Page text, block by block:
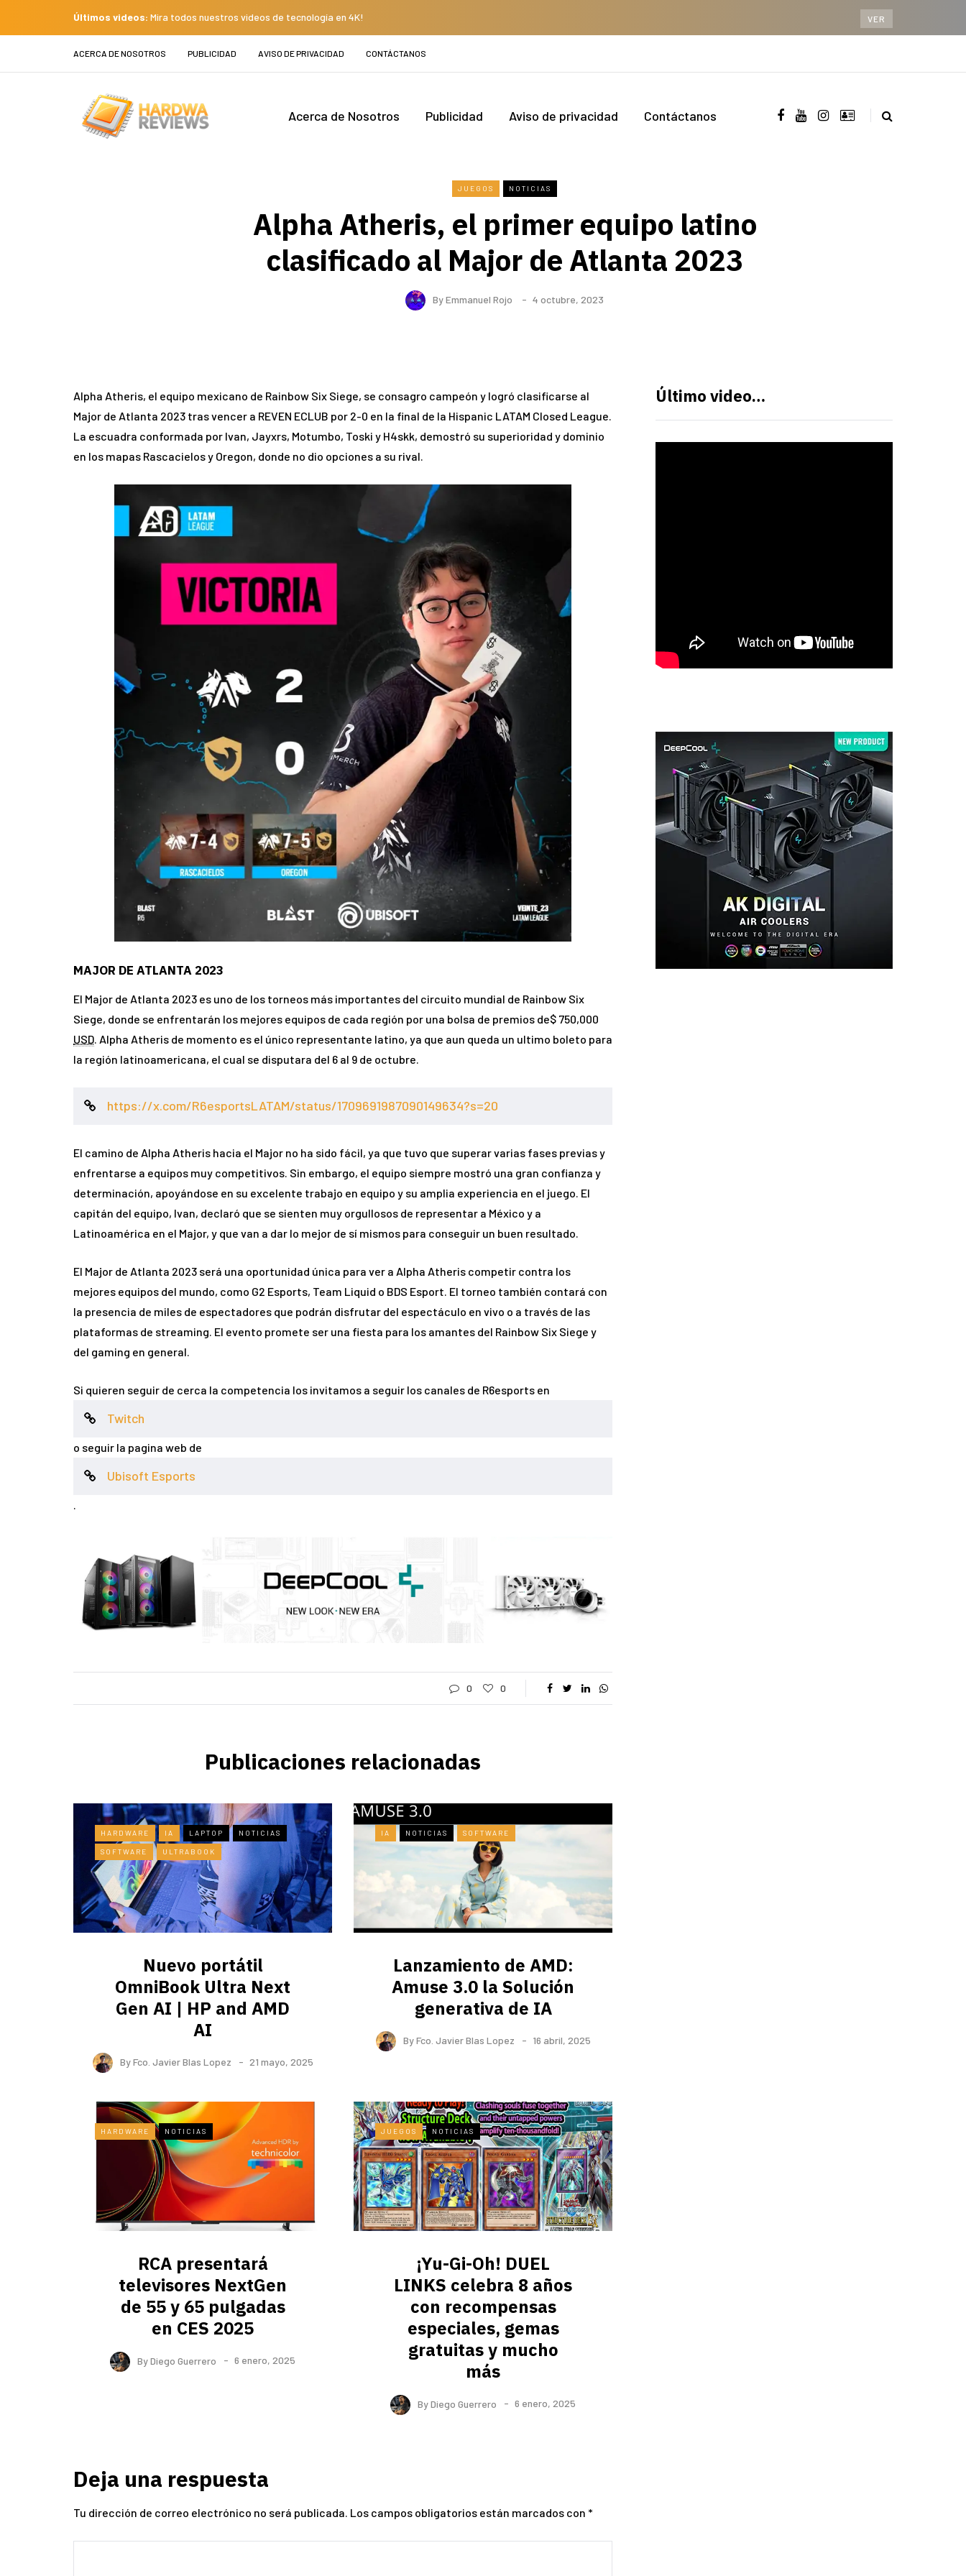
Últimos videos: Mira todos nuestros videos de tecnología en 4K! VER
ACERCA DE NOSOTROS PUBLICIDAD AVISO DE PRIVACIDAD CONTÁCTANOS
Acerca de Nosotros Publicidad Aviso de privacidad Contáctanos
JUEGOS NOTICIAS
Alpha Atheris, el primer equipo latino
clasificado al Major de Atlanta 2023
ByEmmanuel Rojo 4 octubre, 2023
Alpha Atheris, el equipo mexicano de Rainbow Six Siege, se consagro campeón y logró clasificarse al
Major de Atlanta 2023 tras vencer a REVEN ECLUB por 2-0 en la final de la Hispanic LATAM Closed League.
La escuadra conformada por Ivan, Jayxrs, Motumbo, Toski y H4skk, demostró su superioridad y dominio
en los mapas Rascacielos y Oregon, donde no dio opciones a su rival.
MAJOR DE ATLANTA 2023
El Major de Atlanta 2023 es uno de los torneos más importantes del circuito mundial de Rainbow Six
Siege, donde se enfrentarán los mejores equipos de cada región por una bolsa de premios de$ 750,000
USD. Alpha Atheris de momento es el único representante latino, ya que aun queda un ultimo boleto para
la región latinoamericana, el cual se disputara del 6 al 9 de octubre.
https://x.com/R6esportsLATAM/status/1709691987090149634?s=20
El camino de Alpha Atheris hacia el Major no ha sido fácil, ya que tuvo que superar varias fases previas y
enfrentarse a equipos muy competitivos. Sin embargo, el equipo siempre mostró una gran confianza y
determinación, apoyándose en su excelente trabajo en equipo y su amplia experiencia en el juego. El
capitán del equipo, Ivan, declaró que se sienten muy orgullosos de representar a México y a
Latinoamérica en el Major, y que van a dar lo mejor de sí mismos para conseguir un buen resultado.
El Major de Atlanta 2023 será una oportunidad única para ver a Alpha Atheris competir contra los
mejores equipos del mundo, como G2 Esports, Team Liquid o BDS Esport. El torneo también contará con
la presencia de miles de espectadores que podrán disfrutar del espectáculo en vivo o a través de las
plataformas de streaming. El evento promete ser una fiesta para los amantes del Rainbow Six Siege y
del gaming en general.
Si quieren seguir de cerca la competencia los invitamos a seguir los canales de R6esports en
Twitch
o seguir la pagina web de
Ubisoft Esports
.
0 0
Publicaciones relacionadas
HARDWARE IA LAPTOP NOTICIAS
SOFTWARE ULTRABOOK
Nuevo portátil
OmniBook Ultra ​Next
Gen AI | HP and AMD
AI
ByFco. Javier Blas Lopez 21 mayo, 2025
IA NOTICIAS SOFTWARE
Lanzamiento de AMD:
Amuse 3.0 la Solución
generativa de IA
ByFco. Javier Blas Lopez 16 abril, 2025
HARDWARE NOTICIAS
RCA presentará
televisores NextGen
de 55 y 65 pulgadas
en CES 2025
ByDiego Guerrero 6 enero, 2025
JUEGOS NOTICIAS
¡Yu-Gi-Oh! DUEL
LINKS celebra 8 años
con recompensas
especiales, gemas
gratuitas y mucho
más
ByDiego Guerrero 6 enero, 2025
Deja una respuesta
Tu dirección de correo electrónico no será publicada. Los campos obligatorios están marcados con *
Último video…